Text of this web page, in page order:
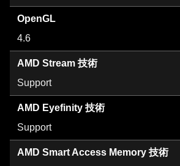
OpenGL
4.6
AMD Stream 技術
Support
AMD Eyefinity 技術
Support
AMD Smart Access Memory 技術